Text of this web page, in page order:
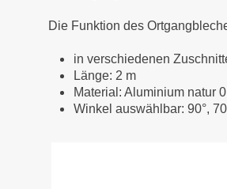
Die Funktion des
in verschiedenen
Länge: 2 m
Material: Aluminium natur
Winkel auswählbar: 90°,